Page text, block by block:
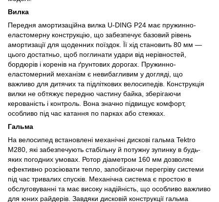
Вилка
Передня амортизаційна вилка U-DING P24 має пружинно-
еластомерну конструкцію, що забезпечує базовий рівень
амортизації для щоденних поїздок. Її хід становить 80 мм —
цього достатньо, щоб поглинати удари від нерівностей,
бордюрів і коренів на ґрунтових дорогах. Пружинно-
еластомерний механізм є невибагливим у догляді, що
важливо для дитячих та підліткових велосипедів. Конструкція
вилки не обтяжує передню частину байка, зберігаючи
керованість і контроль. Вона значно підвищує комфорт,
особливо під час катання по парках або стежках.
Гальма
На велосипед встановлені механічні дискові гальма Tektro
M280, які забезпечують стабільну й потужну зупинку в будь-
яких погодних умовах. Ротор діаметром 160 мм дозволяє
ефективно розсіювати тепло, запобігаючи перегріву системи
під час тривалих спусків. Механічна система є простою в
обслуговуванні та має високу надійність, що особливо важливо
для юних райдерів. Завдяки дисковій конструкції гальма